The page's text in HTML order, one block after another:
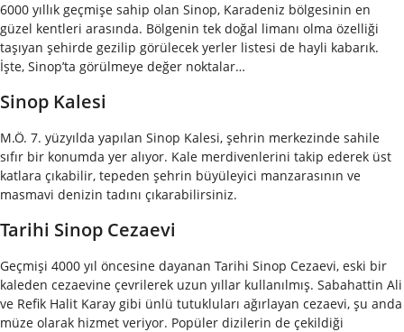
6000 yıllık geçmişe sahip olan Sinop, Karadeniz bölgesinin en
güzel kentleri arasında. Bölgenin tek doğal limanı olma özelliği
taşıyan şehirde gezilip görülecek yerler listesi de hayli kabarık.
İşte, Sinop’ta görülmeye değer noktalar…
Sinop Kalesi
M.Ö. 7. yüzyılda yapılan Sinop Kalesi, şehrin merkezinde sahile
sıfır bir konumda yer alıyor. Kale merdivenlerini takip ederek üst
katlara çıkabilir, tepeden şehrin büyüleyici manzarasının ve
masmavi denizin tadını çıkarabilirsiniz.
Tarihi Sinop Cezaevi
Geçmişi 4000 yıl öncesine dayanan Tarihi Sinop Cezaevi, eski bir
kaleden cezaevine çevrilerek uzun yıllar kullanılmış. Sabahattin Ali
ve Refik Halit Karay gibi ünlü tutukluları ağırlayan cezaevi, şu anda
müze olarak hizmet veriyor. Popüler dizilerin de çekildiği